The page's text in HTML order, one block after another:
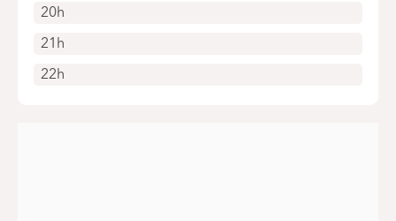
20h
21h
22h